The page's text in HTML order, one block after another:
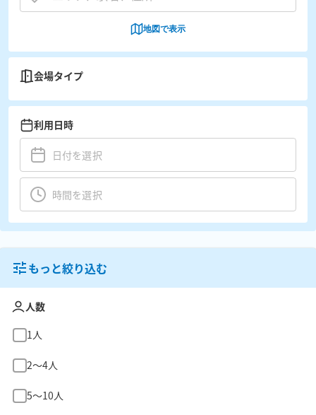
地図で表示
会場タイプ
利用日時
もっと絞り込む
人数
1人
2〜4人
5〜10人